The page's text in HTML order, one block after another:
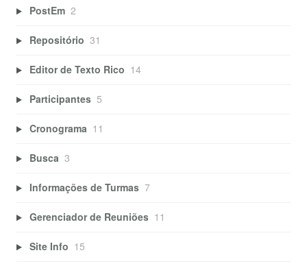
PostEm 2
Repositório 31
Editor de Texto Rico 14
Participantes 5
Cronograma 11
Busca 3
Informações de Turmas 7
Gerenciador de Reuniões 11
Site Info 15